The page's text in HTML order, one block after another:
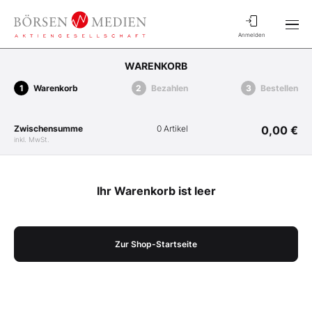
Anmelden
WARENKORB
Warenkorb Bezahlen Bestellen
Zwischensumme
inkl. MwSt.
0 Artikel 0,00 €
Ihr Warenkorb ist leer
Zur Shop-Startseite